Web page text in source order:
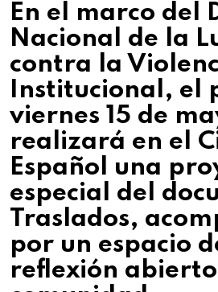
En el marco del
Nacional de la
contra la
Institucional, el
viernes 15 de
realizará en el
Español una
especial del
Traslados,
por un espacio
reflexión